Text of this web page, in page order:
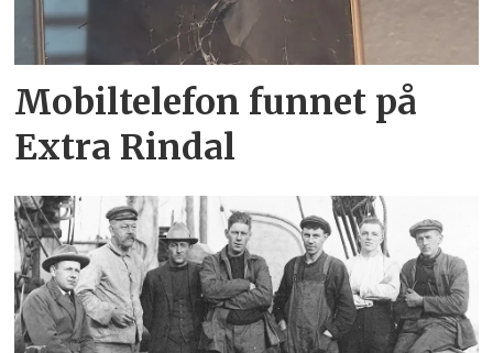
Mobiltelefon funnet på
Extra Rindal